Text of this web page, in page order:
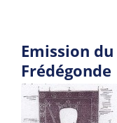
Emission
Frédégonde